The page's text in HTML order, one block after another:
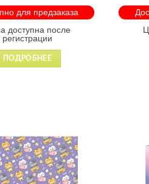
для предзаказа
доступна после
регистрации
ПОДРОБНЕЕ
Добавить
в список
желаний